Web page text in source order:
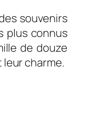
souvenirs
plus connus
de douze
charme.